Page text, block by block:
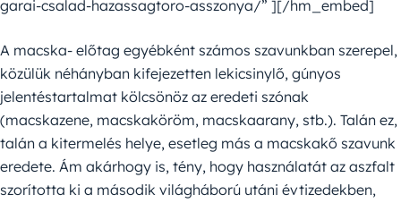
garai-csalad-hazassagtoro-asszonya/” ][/hm_embed]
A macska- előtag egyébként számos szavunkban szerepel,
közülük néhányban kifejezetten lekicsinylő, gúnyos
jelentéstartalmat kölcsönöz az eredeti szónak
(macskazene, macskaköröm, macskaarany, stb.). Talán ez,
talán a kitermelés helye, esetleg más a macskakő szavunk
eredete. Ám akárhogy is, tény, hogy használatát az aszfalt
szorította ki a második világháború utáni évtizedekben,